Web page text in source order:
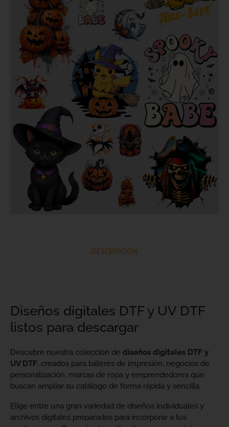
DESCRIPCIÓN
Diseños digitales DTF y UV DTF
listos para descargar
Descubre nuestra colección de diseños digitales DTF y
UV DTF, creados para talleres de impresión, negocios de
personalización, marcas de ropa y emprendedores que
buscan ampliar su catálogo de forma rápida y sencilla.
Elige entre una gran variedad de diseños individuales y
archivos digitales preparados para incorporar a tus